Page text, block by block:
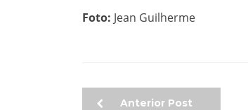
Foto: Jean Guilherme
Anterior Post